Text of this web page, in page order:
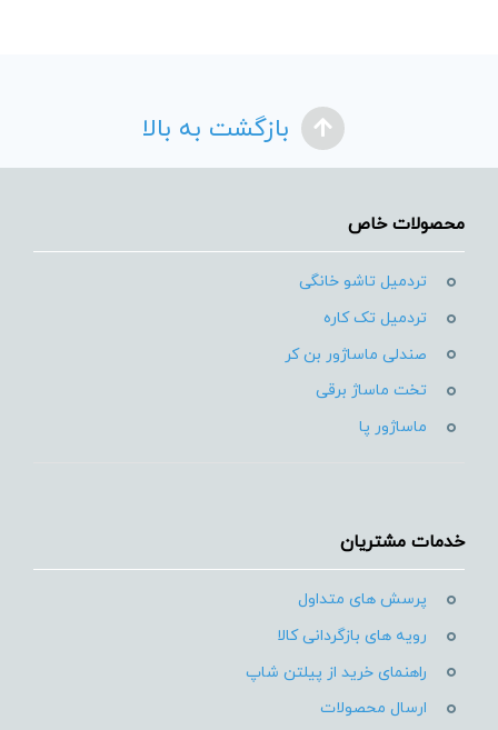
بازگشت به بالا
محصولات خاص
تردمیل تاشو خانگی
تردمیل تک کاره
صندلی ماساژور بن کر
تخت ماساژ برقی
ماساژور پا
خدمات مشتریان
پرسش های متداول
رویه های بازگردانی کالا
راهنمای خرید از پیلتن شاپ
ارسال محصولات